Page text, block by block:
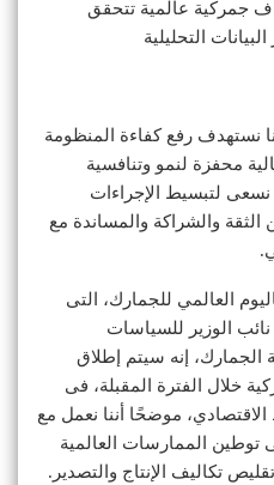
جمركية عالمية تتحقق
التحليلية
نستهدف رفع كفاءة المنظومة
محفزة لنمو وتنافسية
نسعى لتبسيط الإجراءات
الثقة والشراكة والمساندة مع
العالمي للجمارك، التى
نائب الوزير للسياسات
إنه سيتم إطلاق
خلال الفترة المقبلة، فى
الاقتصادي، موضحًا أننا نعمل مع
توطين الممارسات العالمية
تكاليف الإنتاج والتصدير.